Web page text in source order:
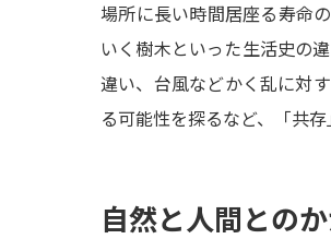
場所に長い時間居座る寿命
いく樹木といった生活史の
違い、台風などかく乱に対
る可能性を探るなど、「共
自然と人間との